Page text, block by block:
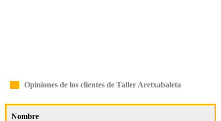
Opiniones de los clientes de Taller Aretxabaleta
Nombre